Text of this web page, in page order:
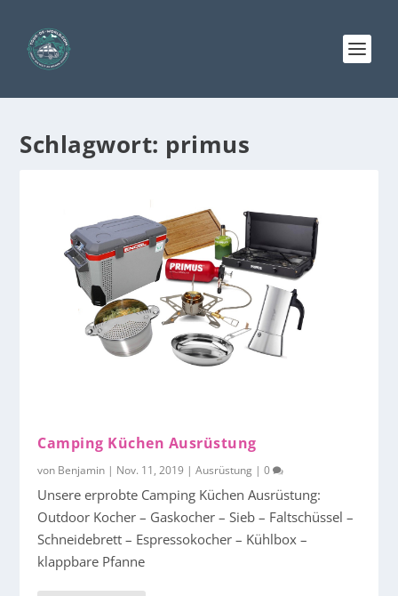
Schlagwort: primus
Camping Küchen Ausrüstung
von Benjamin | Nov. 11, 2019 |Ausrüstung |0
Unsere erprobte Camping Küchen Ausrüstung:
Outdoor Kocher – Gaskocher – Sieb – Faltschüssel –
Schneidebrett – Espressokocher – Kühlbox –
klappbare Pfanne